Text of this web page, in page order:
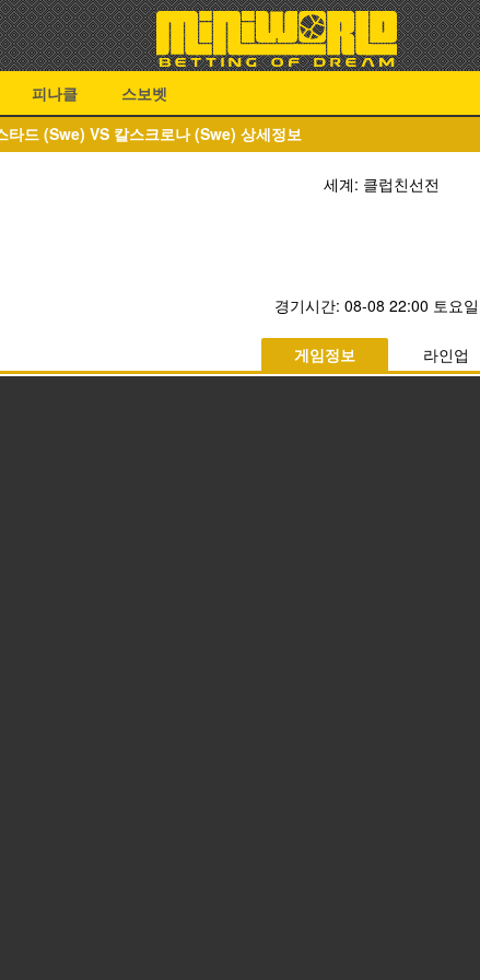
피나클
스보벳
타드 (Swe) VS 칼스크로나 (Swe) 상세정보
세계: 클럽친선전
경기시간:08-08 22:00 토요일
게임정보 라인업